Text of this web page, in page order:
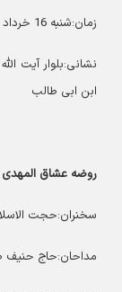
زمان:شنبه 16 خرداد ماه 1405 از اذان مغرب و عشا
ابن ابی طالب
روضه عشاق المهدی
سخنران:حجت
مداحان:حاج حنیف